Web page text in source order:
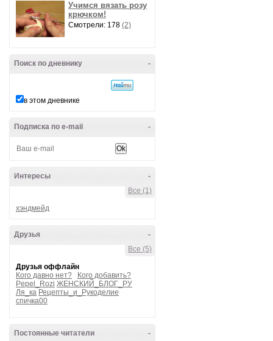
Учимся вязать розу
крючком!
Смотрели: 178 (2)
-
Поиск по дневнику
в этом дневнике
-
Подписка по e-mail
-
Интересы
Все (1)
хэндмейд
-
Друзья
Все (5)
Друзья оффлайн
Кого давно нет?
Кого добавить?
Pepel_Rozi ЖЕНСКИЙ_БЛОГ_РУ
Ля_ка Рецепты_и_Рукоделие
спичка00
-
Постоянные читатели